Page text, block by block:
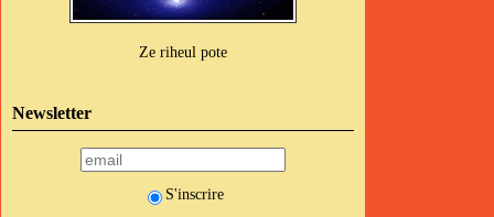
Ze riheul pote
Newsletter
S'inscrire